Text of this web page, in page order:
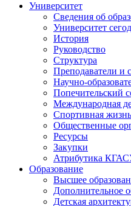
Университет
Сведения об
Университет
История
Руководство
Структура
Преподаватели и
Научно-
Попечительский
Международная
Спортивная жизнь
Общественные
Ресурсы
Закупки
Атрибутика
Образование
Высшее
Дополнительное
Детская